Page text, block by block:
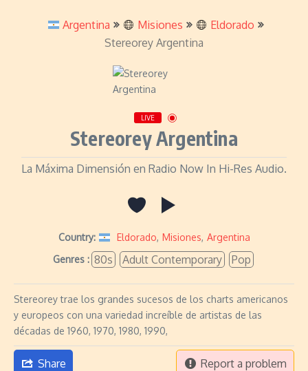
Argentina Misiones
Eldorado
Stereorey Argentina
LIVE
Stereorey Argentina
La Máxima Dimensión en Radio Now In Hi-Res Audio.
Country: Eldorado, Misiones, Argentina
Genres : 80s Adult Contemporary Pop
Stereorey trae los grandes sucesos de los charts americanos
y europeos con una variedad increíble de artistas de las
décadas de 1960, 1970, 1980, 1990,
Share Report a problem